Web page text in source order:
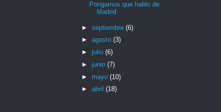
Pongamos que hablo de
Madrid
► septiembre (6)
► agosto (3)
► julio (6)
► junio (7)
► mayo (10)
► abril (18)